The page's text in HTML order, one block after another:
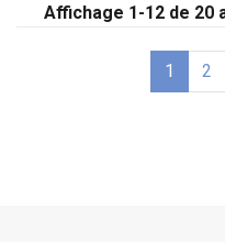
Affichage 1-12 de 20
1 2